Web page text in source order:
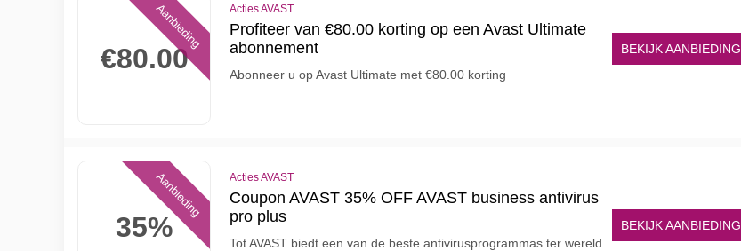
€80.00
Aanbieding Acties AVAST
Profiteer van €80.00 korting op een Avast Ultimate
abonnement
Abonneer u op Avast Ultimate met €80.00 korting
BEKIJK AANBIEDING
35%
Aanbieding Acties AVAST
Coupon AVAST 35% OFF AVAST business antivirus
pro plus
Tot AVAST biedt een van de beste antivirusprogrammas ter wereld
BEKIJK AANBIEDING